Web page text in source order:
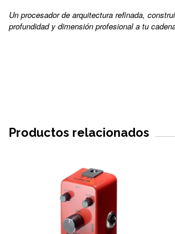
Un procesador de arquitectura refinada,
profundidad y dimensión profesional a tu
Productos relacionados